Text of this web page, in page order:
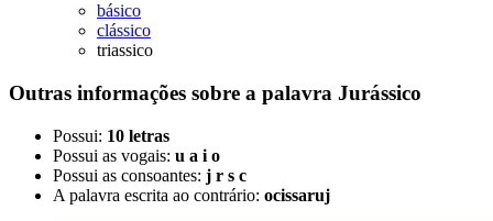
básico
clássico
triassico
Outras informações sobre a palavra Jurássico
Possui: 10 letras
Possui as vogais: u a i o
Possui as consoantes: j r s c
A palavra escrita ao contrário: ocissaruj